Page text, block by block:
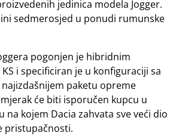
jedinica modela Jogger.
sedmerosjed u ponudi rumunske
pogonjen je hibridnim
i specificiran je u konfiguraciji sa
paketu opreme
će biti isporučen kupcu u
na kojem Dacia zahvata sve veći dio
pristupačnosti.